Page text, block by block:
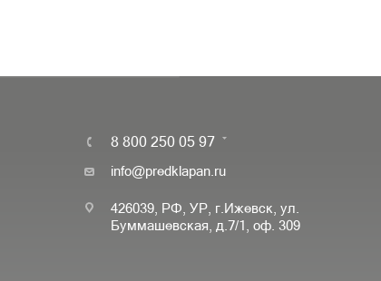
8 800 250 05 97
info@predklapan.ru
426039, РФ, УР, г.Ижевск, ул.
Буммашевская, д.7/1, оф. 309